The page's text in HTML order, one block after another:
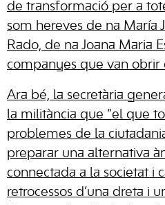
de transformació per a
som hereves de na María
Rado, de na Joana Maria
companyes que van obrir
Ara bé, la secretària
la militància que “el que
problemes de la
preparar una alternativa
connectada a la societat i
retrocessos d’una dreta i